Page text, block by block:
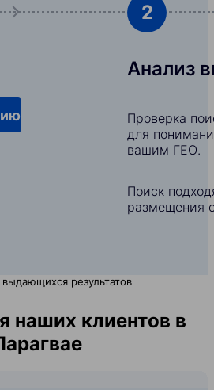
by email
2
Анализ
Проверка
для
вашим ГЕО.
Поиск
размещения
результатов
наших клиентов в